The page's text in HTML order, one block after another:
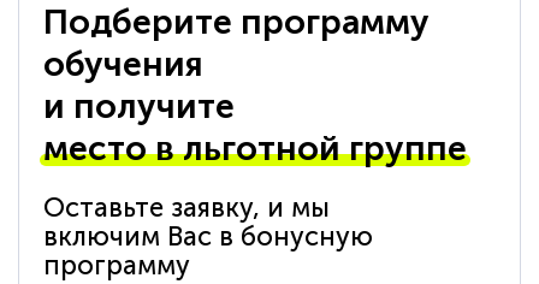
Подберите программу
обучения
и получите
место в льготной группе
Оставьте заявку, и мы
включим Вас в бонусную
программу